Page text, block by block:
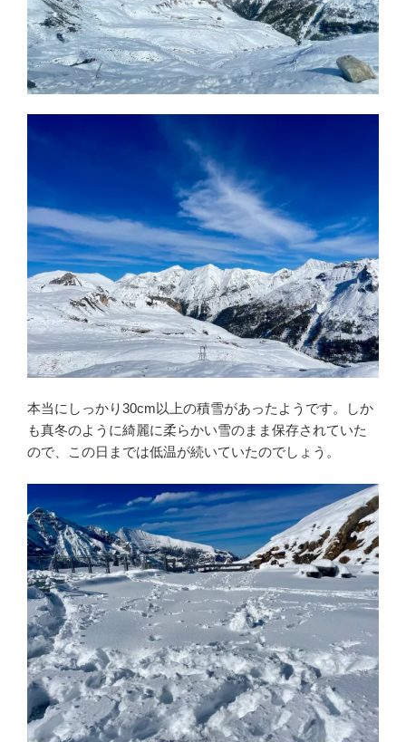
本当にしっかり30cm以上の積雪があったようです。しか
も真冬のように綺麗に柔らかい雪のまま保存されていた
ので、この日までは低温が続いていたのでしょう。